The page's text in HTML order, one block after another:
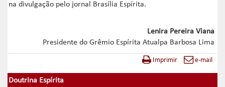
na divulgação pelo jornal Brasília Espírita.
Lenira Pereira Viana
Presidente do Grêmio Espírita Atualpa Barbosa Lima
Imprimir e-mail
Doutrina Espírita